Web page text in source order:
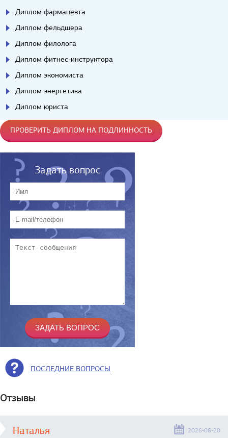
Диплом фармацевта
Диплом фельдшера
Диплом филолога
Диплом фитнес-инструктора
Диплом экономиста
Диплом энергетика
Диплом юриста
ПРОВЕРИТЬ ДИПЛОМ НА ПОДЛИННОСТЬ
Задать вопрос
ПОСЛЕДНИЕ ВОПРОСЫ
Отзывы
Наталья 2026-06-20